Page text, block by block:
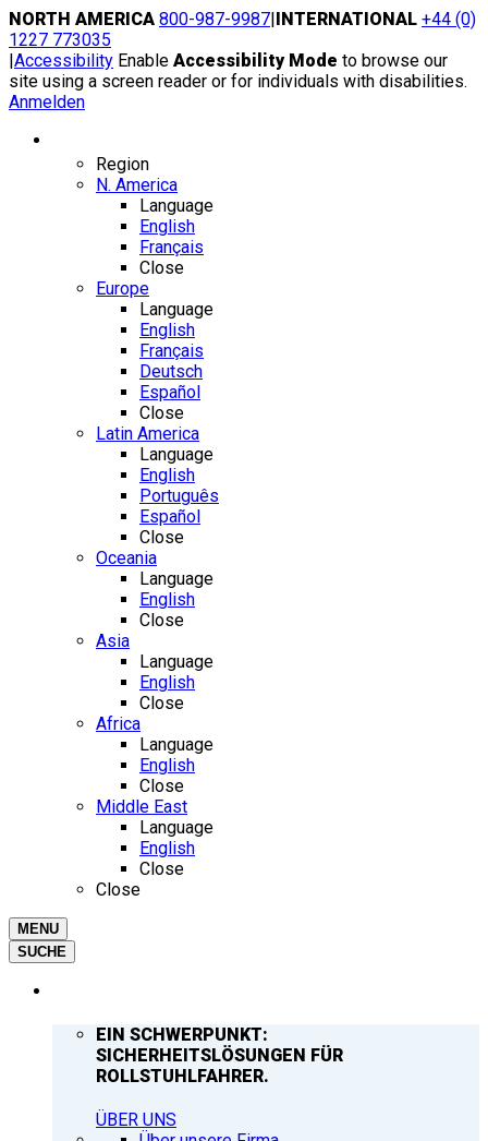
Skip
to
content
NORTH AMERICA 800-987-9987|INTERNATIONAL +44 (0)
1227 773035
|Accessibility Enable Accessibility Mode to browse our
site using a screen reader or for individuals with disabilities.
Anmelden
Region
N. America
Language
English
Français
Close
Europe
Language
English
Français
Deutsch
Español
Close
Latin America
Language
English
Português
Español
Close
Oceania
Language
English
Close
Asia
Language
English
Close
Africa
Language
English
Close
Middle East
Language
English
Close
Close
MENU
SUCHE
EIN SCHWERPUNKT:
SICHERHEITSLÖSUNGEN FÜR
ROLLSTUHLFAHRER.
ÜBER UNS